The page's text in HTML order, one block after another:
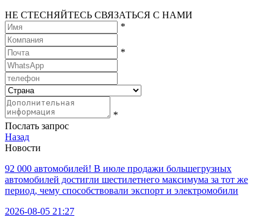
НЕ СТЕСНЯЙТЕСЬ СВЯЗАТЬСЯ С НАМИ
*
*
*
Послать запрос
Назад
Новости
92 000 автомобилей! В июле продажи большегрузных
автомобилей достигли шестилетнего максимума за тот же
период, чему способствовали экспорт и электромобили
2026-08-05 21:27